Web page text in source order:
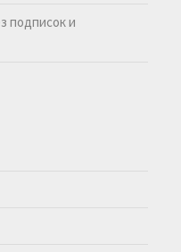
подписок и